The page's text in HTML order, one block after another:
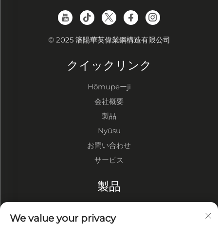
© 2025 瀋陽華英偉業鋼構造有限公司
クイックリンク
Hōmupeーji
会社概要
製品
Nyūsu
お問い合わせ
サービス
製品
鋼構造工場
We value your privacy